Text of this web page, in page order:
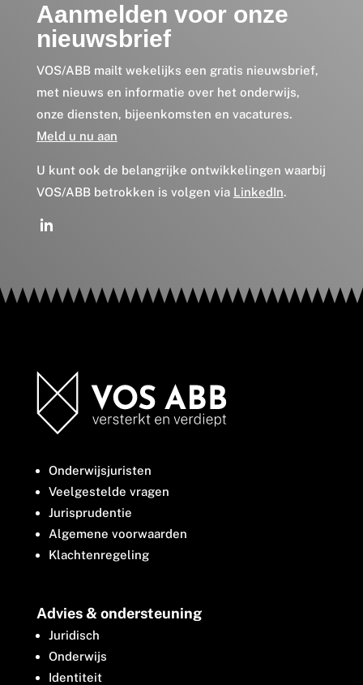
Aanmelden voor onze
nieuwsbrief
VOS/ABB mailt wekelijks een gratis nieuwsbrief,
met nieuws en informatie over het onderwijs,
onze diensten, bijeenkomsten en vacatures.
Meld u nu aan
U kunt ook de belangrijke ontwikkelingen waarbij
VOS/ABB betrokken is volgen via LinkedIn.
Onderwijsjuristen
Veelgestelde vragen
Jurisprudentie
Algemene voorwaarden
Klachtenregeling
Advies & ondersteuning
Juridisch
Onderwijs
Identiteit